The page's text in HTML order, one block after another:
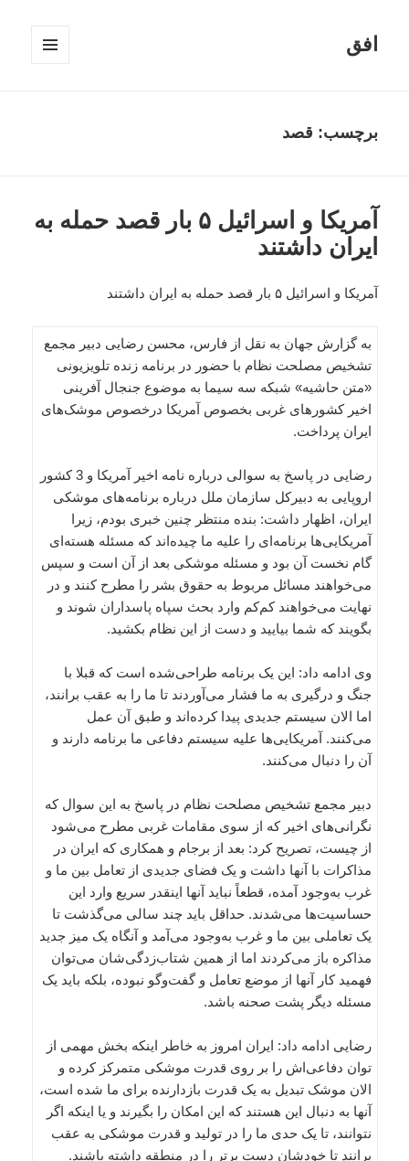
افق
برچسب: قصد
آمریکا و اسرائیل ۵ بار قصد حمله به
ایران داشتند
آمریکا و اسرائیل ۵ بار قصد حمله به ایران داشتند
به گزارش جهان به نقل از فارس، محسن رضایی دبیر مجمع
تشخیص مصلحت نظام با حضور در برنامه زنده تلویزیونی
«متن حاشیه» شبکه سه سیما به موضوع جنجال آفرینی
اخیر کشورهای غربی بخصوص آمریکا درخصوص موشک‌های
ایران پرداخت.
رضایی در پاسخ به سوالی درباره نامه اخیر آمریکا و 3 کشور
اروپایی به دبیرکل سازمان ملل درباره برنامه‌های موشکی
ایران، اظهار داشت: بنده منتظر چنین خبری بودم، زیرا
آمریکایی‌ها برنامه‌ای را علیه ما چیده‌اند که مسئله هسته‌ای
گام نخست آن بود و مسئله موشکی بعد از آن است و سپس
می‌خواهند مسائل مربوط به حقوق بشر را مطرح کنند و در
نهایت می‌خواهند کم‌کم وارد بحث سپاه پاسداران شوند و
بگویند که شما بیایید و دست از این نظام بکشید.
وی ادامه داد: این یک برنامه طراحی‌شده است که قبلا با
جنگ و درگیری به ما فشار می‌آوردند تا ما را به عقب برانند،‌
اما الان سیستم جدیدی پیدا کرده‌اند و طبق آن عمل
می‌کنند. آمریکایی‌ها علیه سیستم دفاعی ما برنامه‌ دارند و
آن را دنبال می‌کنند.
دبیر مجمع تشخیص مصلحت نظام در پاسخ به این سوال که
نگرانی‌های اخیر که از سوی مقامات غربی مطرح می‌شود
از چیست، تصریح کرد: بعد از برجام و همکاری که ایران در
مذاکرات با آنها داشت و یک فضای جدیدی از تعامل بین ما و
غرب به‌وجود آمده، قطعاً نباید آنها اینقدر سریع وارد این
حساسیت‌ها می‌شدند. حداقل باید چند سالی می‌گذشت تا
یک تعاملی بین ما و غرب به‌وجود می‌آمد و آنگاه یک میز جدید
مذاکره باز می‌کردند اما از همین شتاب‌زدگی‌شان می‌توان
فهمید کار آنها از موضع تعامل و گفت‌وگو نبوده، بلکه باید یک
مسئله دیگر پشت صحنه باشد.
رضایی ادامه داد: ایران امروز به خاطر اینکه بخش مهمی از
توان دفاعی‌اش را بر روی قدرت موشکی متمرکز کرده و
الان موشک تبدیل به یک قدرت بازدارنده برای ما شده است،
آنها به دنبال این هستند که این امکان را بگیرند و یا اینکه اگر
نتوانند، تا یک حدی ما را در تولید و قدرت موشکی به عقب
برانند تا خودشان دست برتر را در منطقه داشته باشند.